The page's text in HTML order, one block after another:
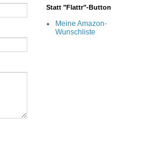
Statt "Flattr"-Button
Meine Amazon-
Wunschliste